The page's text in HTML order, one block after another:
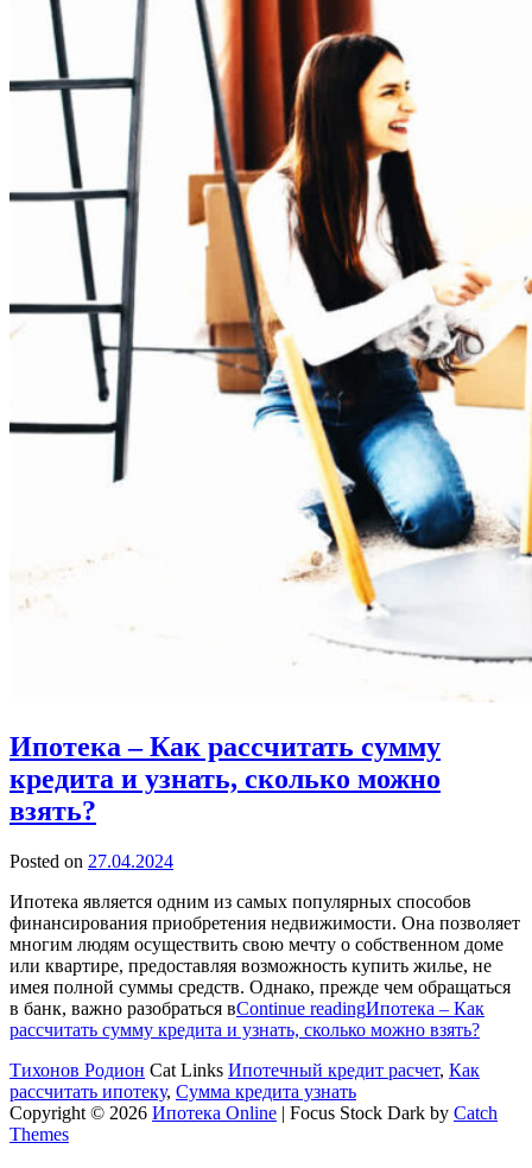
Ипотека – Как рассчитать сумму
кредита и узнать, сколько можно
взять?
Posted on 27.04.2024
Ипотека является одним из самых популярных способов
финансирования приобретения недвижимости. Она позволяет
многим людям осуществить свою мечту о собственном доме
или квартире, предоставляя возможность купить жилье, не
имея полной суммы средств. Однако, прежде чем обращаться
в банк, важно разобраться вContinue readingИпотека – Как
рассчитать сумму кредита и узнать, сколько можно взять?
Тихонов Родион Cat Links Ипотечный кредит расчет, Как
рассчитать ипотеку, Сумма кредита узнать
Copyright © 2026 Ипотека Online | Focus Stock Dark by Catch
Themes